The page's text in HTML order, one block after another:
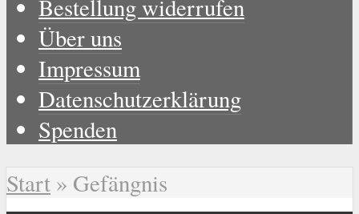
Bestellung widerrufen
Über uns
Impressum
Datenschutzerklärung
Spenden
Start » Gefängnis